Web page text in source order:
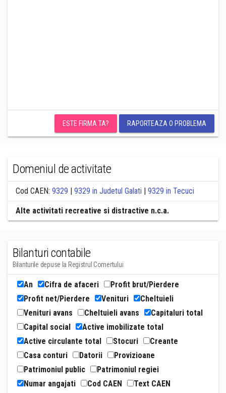
ESTE FIRMA TA? RAPORTEAZA O PROBLEMA
Domeniul de activitate
Cod CAEN: 9329 | 9329 in Judetul Galati | 9329 in Tecuci
Alte activitati recreative si distractive n.c.a.
Bilanturi contabile
Bilanturile depuse la Registrul Comertului
An Cifra de afaceri
Profit brut/Pierdere
Profit net/Pierdere
Venituri
Cheltuieli
Venituri avans
Cheltuieli avans
Capitaluri total
Capital social
Active imobilizate total
Active circulante total
Stocuri
Creante
Casa conturi
Datorii
Provizioane
Patrimoniul public
Patrimoniul regiei
Numar angajati
Cod CAEN Text CAEN